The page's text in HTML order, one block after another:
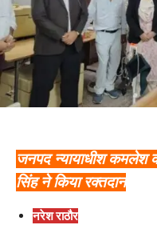
जनपद न्यायाधीश कमलेश
सिंह ने किया रक्तदान
नरेश राठौर